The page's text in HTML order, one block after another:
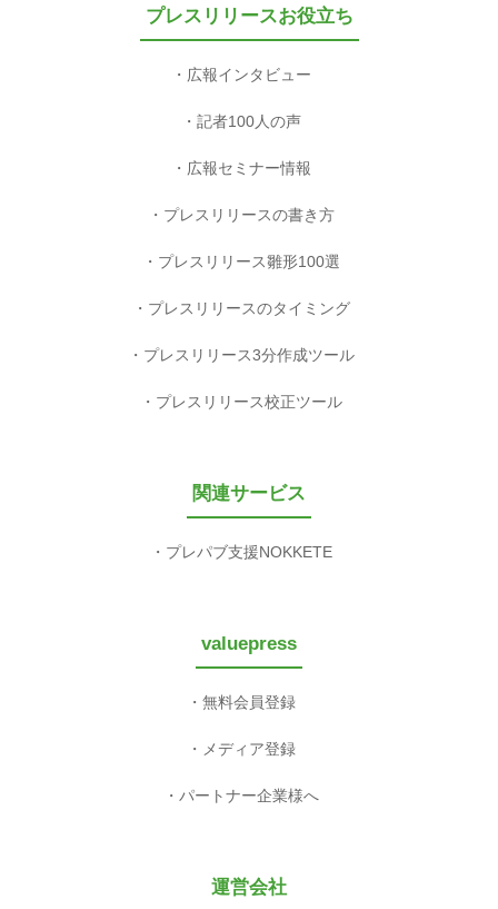
プレスリリースお役立ち
広報インタビュー
記者100人の声
広報セミナー情報
プレスリリースの書き方
プレスリリース雛形100選
プレスリリースのタイミング
プレスリリース3分作成ツール
プレスリリース校正ツール
関連サービス
プレパブ支援NOKKETE
valuepress
無料会員登録
メディア登録
パートナー企業様へ
運営会社